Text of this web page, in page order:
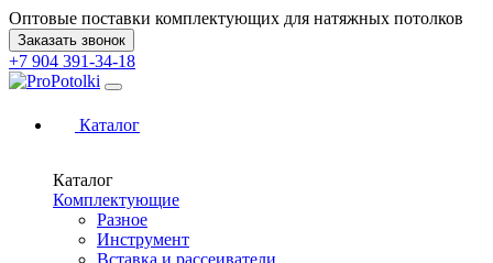
Оптовые поставки комплектующих для натяжных потолков
Заказать звонок
+7 904 391-34-18
Каталог
Каталог
Комплектующие
Разное
Инструмент
Вставка и рассеиватели